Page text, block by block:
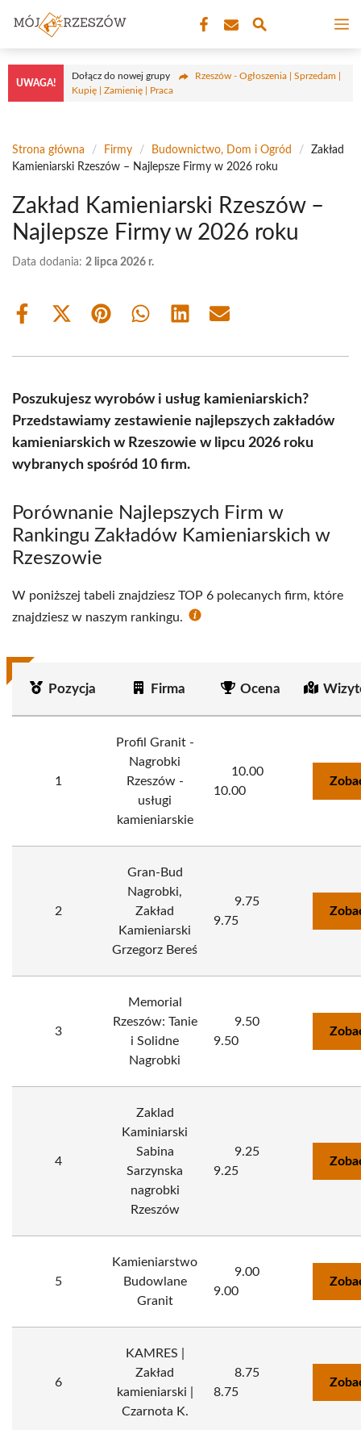
treści
UWAGA!
Dołącz do nowej grupy
Rzeszów - Ogłoszenia | Sprzedam |
Kupię | Zamienię | Praca
Strona główna / Firmy / Budownictwo, Dom i Ogród /
Zakład
Kamieniarski Rzeszów – Najlepsze Firmy w 2026 roku
Zakład Kamieniarski Rzeszów –
Najlepsze Firmy w 2026 roku
Data dodania: 2 lipca 2026 r.
Share
Share
(Twitter)
Share Share Share Share
Poszukujesz wyrobów i usług kamieniarskich?
Przedstawiamy zestawienie najlepszych zakładów
kamieniarskich w Rzeszowie w lipcu 2026 roku
wybranych spośród 10 firm.
Porównanie Najlepszych Firm w
Rankingu Zakładów Kamieniarskich w
Rzeszowie
W poniższej tabeli znajdziesz TOP 6 polecanych firm, które
znajdziesz w naszym rankingu.
Pozycja Firma Ocena
1
Profil Granit -
Nagrobki
Rzeszów -
usługi
kamieniarskie
10.00
10.00
2
Gran-Bud
Nagrobki,
Zakład
Kamieniarski
Grzegorz Bereś
9.75
9.75
3
Memorial
Rzeszów: Tanie
i Solidne
Nagrobki
9.50
9.50
4
Zaklad
Kaminiarski
Sabina
Sarzynska
nagrobki
Rzeszów
9.25
9.25
5
Kamieniarstwo
Budowlane
Granit
9.00
9.00
6
KAMRES |
Zakład
kamieniarski |
Czarnota K.
8.75
8.75